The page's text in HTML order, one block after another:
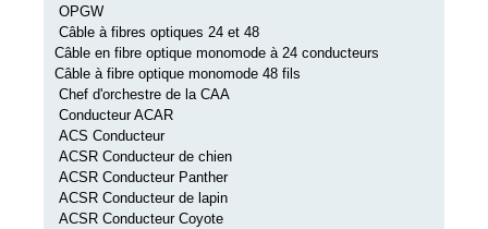
OPGW
Câble à fibres optiques 24 et 48
Câble en fibre optique monomode à 24 conducteurs
Câble à fibre optique monomode 48 fils
Chef d'orchestre de la CAA
Conducteur ACAR
ACS Conducteur
ACSR Conducteur de chien
ACSR Conducteur Panther
ACSR Conducteur de lapin
ACSR Conducteur Coyote